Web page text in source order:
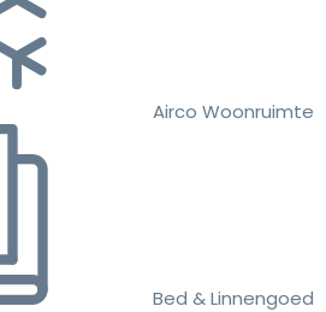
Airco Woonruimte
Bed & Linnengoed